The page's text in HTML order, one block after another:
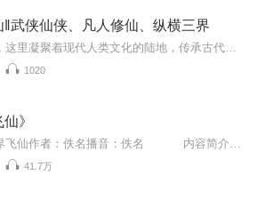
‖武侠仙侠、凡人修仙、纵横三界
1020
》
41.7万